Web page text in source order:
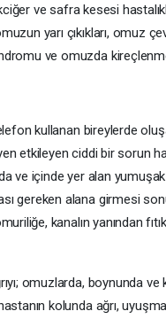
ve safra kesesi
yarı çıkıkları, omuz
ve omuzda
kullanan bireylerde
etkileyen ciddi bir sorun
ve içinde yer alan
gereken alana girmesi
kanalın yanından
omuzlarda, boynunda
kolunda ağrı,